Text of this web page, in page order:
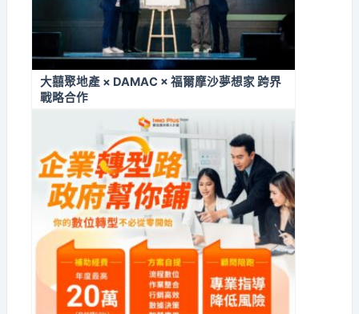
大囍聚地產 × DAMAC × 福爾摩沙夢想家 跨界
戰略合作